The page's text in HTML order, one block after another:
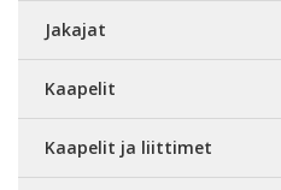
Jakajat
Kaapelit
Kaapelit ja liittimet